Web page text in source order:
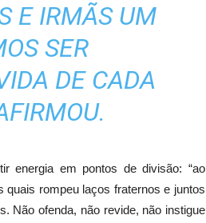
E IRMÃS UM
SER
DE CADA
energia em pontos de divisão: “ao
rompeu laços fraternos e juntos
Não ofenda, não revide, não instigue